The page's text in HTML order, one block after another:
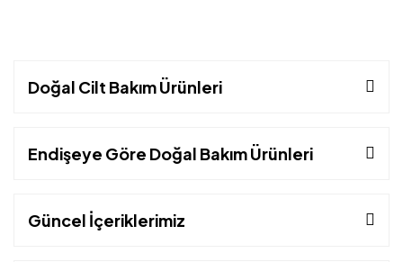
Doğal Cilt Bakım Ürünleri
Endişeye Göre Doğal Bakım Ürünleri
Güncel İçeriklerimiz